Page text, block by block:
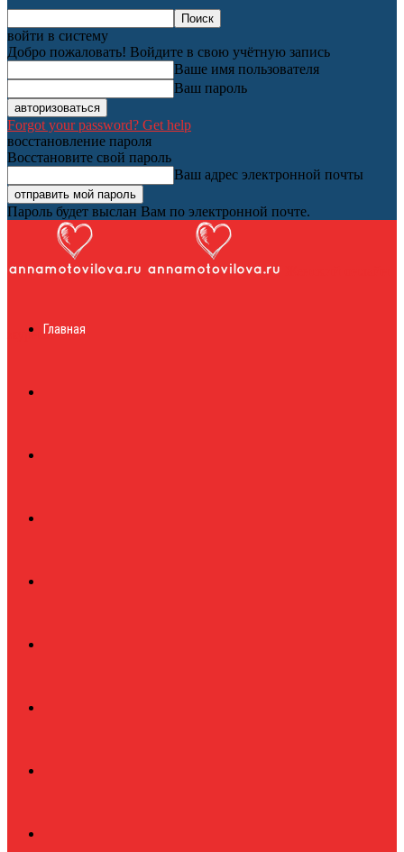
войти в систему
Добро пожаловать! Войдите в свою учётную запись
Ваше имя пользователя
Ваш пароль
Forgot your password? Get help
восстановление пароля
Восстановите свой пароль
Ваш адрес электронной почты
Пароль будет выслан Вам по электронной почте.
журналГлавная